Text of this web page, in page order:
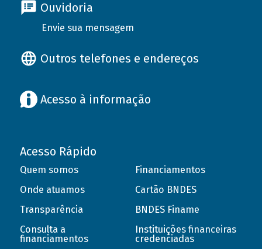
Ouvidoria
Envie sua mensagem
Outros telefones e endereços
Acesso à informação
Acesso Rápido
Quem somos
Onde atuamos
Transparência
Consulta a
financiamentos
Financiamentos
Cartão BNDES
BNDES Finame
Instituições financeiras
credenciadas